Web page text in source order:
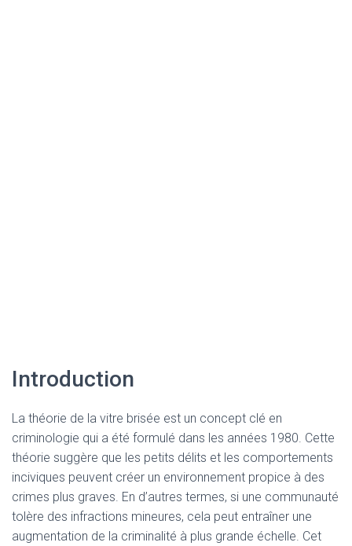
Introduction
La théorie de la vitre brisée est un concept clé en
criminologie qui a été formulé dans les années 1980. Cette
théorie suggère que les petits délits et les comportements
inciviques peuvent créer un environnement propice à des
crimes plus graves. En d’autres termes, si une communauté
tolère des infractions mineures, cela peut entraîner une
augmentation de la criminalité à plus grande échelle. Cet